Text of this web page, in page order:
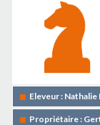
Eleveur : Nathalie
Propriétaire :